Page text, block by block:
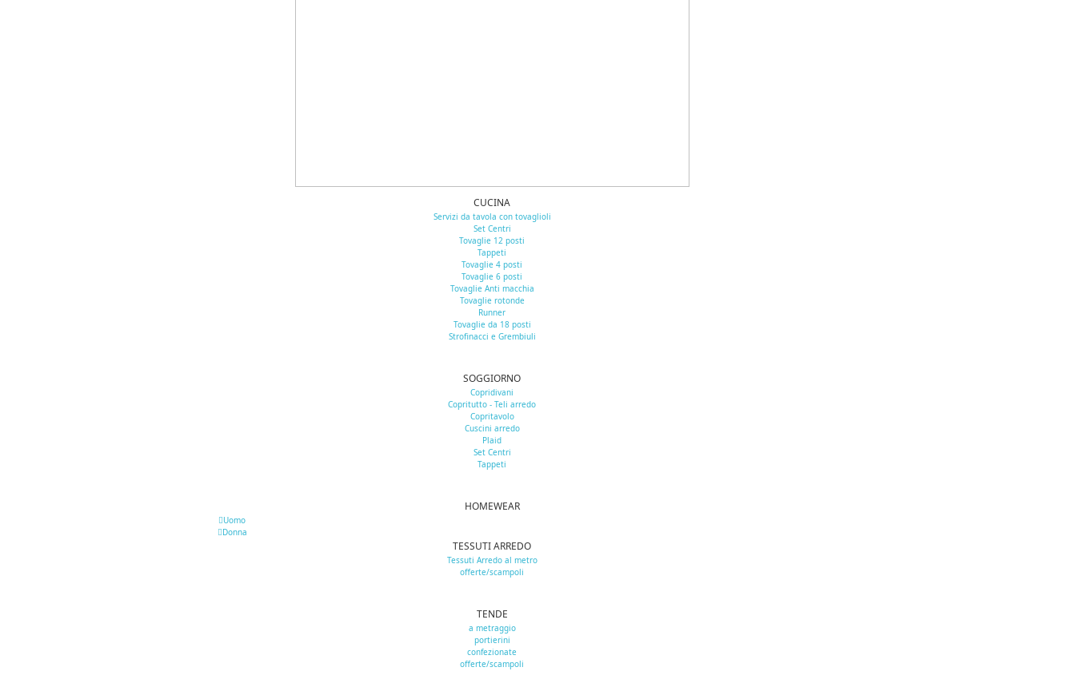
CUCINA
Servizi da tavola con tovaglioli
Set Centri
Tovaglie 12 posti
Tappeti
Tovaglie 4 posti
Tovaglie 6 posti
Tovaglie Anti macchia
Tovaglie rotonde
Runner
Tovaglie da 18 posti
Strofinacci e Grembiuli
SOGGIORNO
Copridivani
Copritutto - Teli arredo
Copritavolo
Cuscini arredo
Plaid
Set Centri
Tappeti
HOMEWEAR
Uomo
Donna
TESSUTI ARREDO
Tessuti Arredo al metro
offerte/scampoli
TENDE
a metraggio
portierini
confezionate
offerte/scampoli